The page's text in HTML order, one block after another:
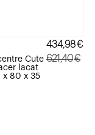
Cute
lacat
x 80 x 35
621,40€
434,98€